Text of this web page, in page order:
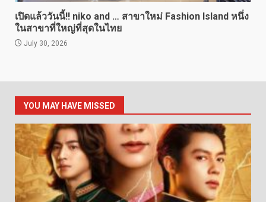
เปิดแล้ววันนี้!! niko and … สาขาใหม่ Fashion Island หนึ่ง
ในสาขาที่ใหญ่ที่สุดในไทย
July 30, 2026
YOU MAY HAVE MISSED